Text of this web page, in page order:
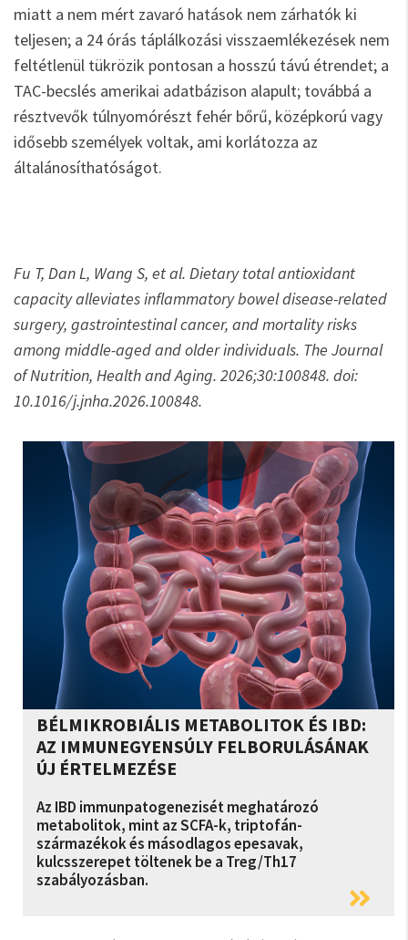
miatt a nem mért zavaró hatások nem zárhatók ki
teljesen; a 24 órás táplálkozási visszaemlékezések nem
feltétlenül tükrözik pontosan a hosszú távú étrendet; a
TAC-becslés amerikai adatbázison alapult; továbbá a
résztvevők túlnyomórészt fehér bőrű, középkorú vagy
idősebb személyek voltak, ami korlátozza az
általánosíthatóságot.
Fu T, Dan L, Wang S, et al. Dietary total antioxidant
capacity alleviates inflammatory bowel disease-related
surgery, gastrointestinal cancer, and mortality risks
among middle-aged and older individuals. The Journal
of Nutrition, Health and Aging. 2026;30:100848. doi:
10.1016/j.jnha.2026.100848.
BÉLMIKROBIÁLIS METABOLITOK ÉS IBD:
AZ IMMUNEGYENSÚLY FELBORULÁSÁNAK
ÚJ ÉRTELMEZÉSE​
Az IBD immunpatogenezisét meghatározó
metabolitok, mint az SCFA-k, triptofán-
származékok és másodlagos epesavak,
kulcsszerepet töltenek be a Treg/Th17
szabályozásban.